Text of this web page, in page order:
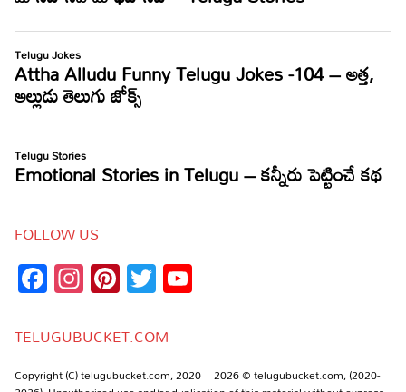
FOLLOW US
Facebook
Instagram
Pinterest
Twitter
TELUGUBUCKET.COM
Copyright (C) telugubucket.com, 2020 – 2026 © telugubucket.com, (2020-